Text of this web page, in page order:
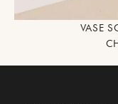
VASE